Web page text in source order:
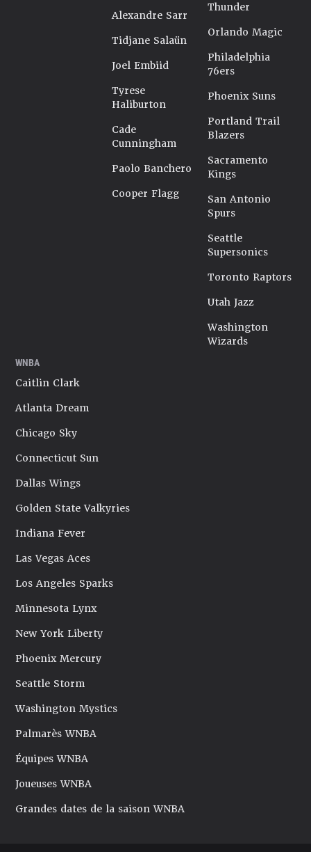
Alexandre Sarr
Tidjane Salaün
Joel Embiid
Tyrese
Haliburton
Cade
Cunningham
Paolo Banchero
Cooper Flagg
Thunder
Orlando Magic
Philadelphia
76ers
Phoenix Suns
Portland Trail
Blazers
Sacramento
Kings
San Antonio
Spurs
Seattle
Supersonics
Toronto Raptors
Utah Jazz
Washington
Wizards
WNBA
Caitlin Clark
Atlanta Dream
Chicago Sky
Connecticut Sun
Dallas Wings
Golden State Valkyries
Indiana Fever
Las Vegas Aces
Los Angeles Sparks
Minnesota Lynx
New York Liberty
Phoenix Mercury
Seattle Storm
Washington Mystics
Palmarès WNBA
Équipes WNBA
Joueuses WNBA
Grandes dates de la saison WNBA